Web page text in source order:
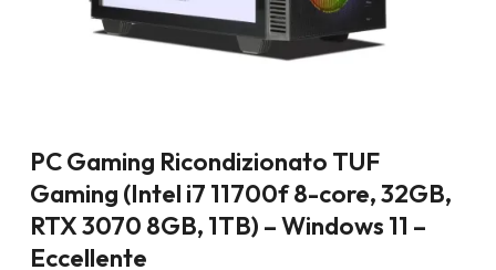
PC Gaming Ricondizionato TUF
Gaming (Intel i7 11700f 8-core, 32GB,
RTX 3070 8GB, 1TB) – Windows 11 –
Eccellente